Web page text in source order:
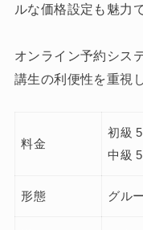
ルな価格設定も魅力
オンライン予約シス
講生の利便性を重視
料金
初級
中級
形態 グル